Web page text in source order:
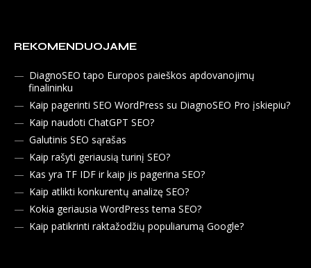
REKOMENDUOJAME
DiagnoSEO tapo Europos paieškos apdovanojimų
finalininku
Kaip pagerinti SEO WordPress su DiagnoSEO Pro įskiepiu?
Kaip naudoti ChatGPT SEO?
Galutinis SEO sąrašas
Kaip rašyti geriausią turinį SEO?
Kas yra TF IDF ir kaip jis pagerina SEO?
Kaip atlikti konkurentų analizę SEO?
Kokia geriausia WordPress tema SEO?
Kaip patikrinti raktažodžių populiarumą Google?